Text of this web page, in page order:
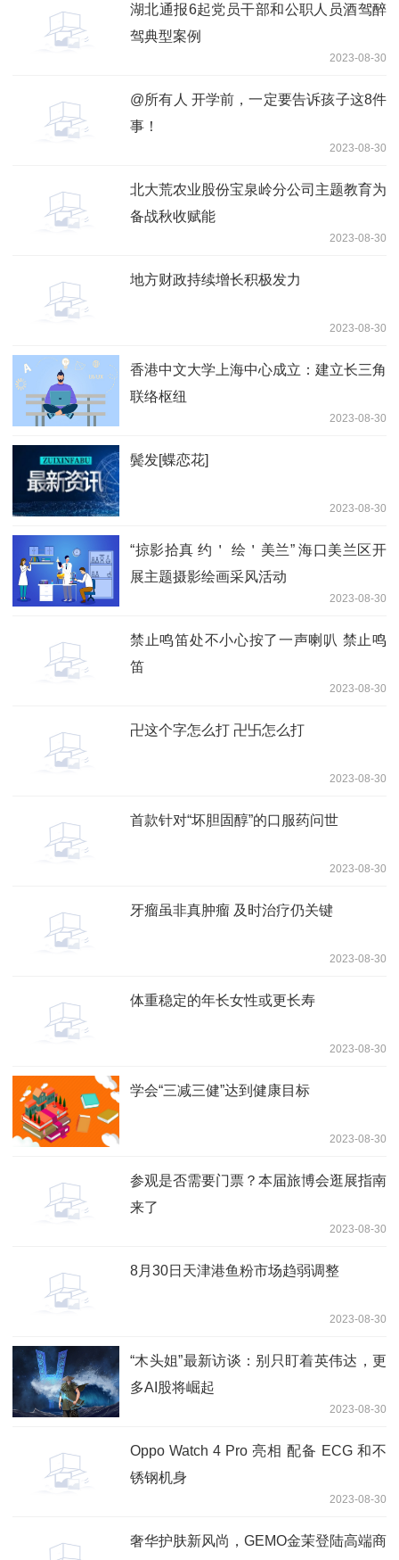
湖北通报6起党员干部和公职人员酒驾醉
驾典型案例
2023-08-30
@所有人 开学前，一定要告诉孩子这8件
事！
2023-08-30
北大荒农业股份宝泉岭分公司主题教育为
备战秋收赋能
2023-08-30
地方财政持续增长积极发力
2023-08-30
香港中文大学上海中心成立：建立长三角
联络枢纽
2023-08-30
鬓发[蝶恋花]
2023-08-30
“掠影拾真 约＇ 绘＇美兰” 海口美兰区开
展主题摄影绘画采风活动
2023-08-30
禁止鸣笛处不小心按了一声喇叭 禁止鸣
笛
2023-08-30
卍这个字怎么打 卍卐怎么打
2023-08-30
首款针对“坏胆固醇”的口服药问世
2023-08-30
牙瘤虽非真肿瘤 及时治疗仍关键
2023-08-30
体重稳定的年长女性或更长寿
2023-08-30
学会“三减三健”达到健康目标
2023-08-30
参观是否需要门票？本届旅博会逛展指南
来了
2023-08-30
8月30日天津港鱼粉市场趋弱调整
2023-08-30
“木头姐”最新访谈：别只盯着英伟达，更
多AI股将崛起
2023-08-30
Oppo Watch 4 Pro 亮相 配备 ECG 和不
锈钢机身
2023-08-30
奢华护肤新风尚，GEMO金茉登陆高端商